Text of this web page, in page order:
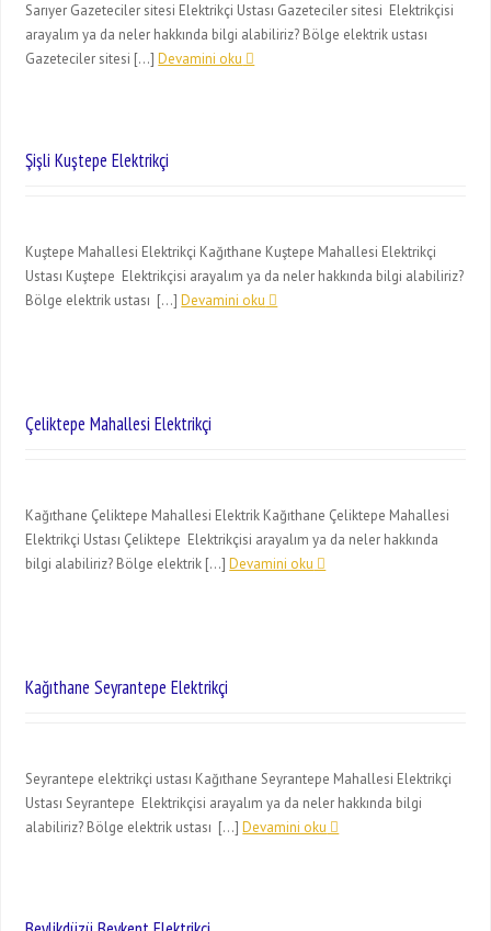
Sarıyer Gazeteciler sitesi Elektrikçi Ustası Gazeteciler sitesi Elektrikçisi
arayalım ya da neler hakkında bilgi alabiliriz? Bölge elektrik ustası
Gazeteciler sitesi […]Devamini oku
Şişli Kuştepe Elektrikçi
Kuştepe Mahallesi Elektrikçi Kağıthane Kuştepe Mahallesi Elektrikçi
Ustası Kuştepe Elektrikçisi arayalım ya da neler hakkında bilgi alabiliriz?
Bölge elektrik ustası […]Devamini oku
Çeliktepe Mahallesi Elektrikçi
Kağıthane Çeliktepe Mahallesi Elektrik Kağıthane Çeliktepe Mahallesi
Elektrikçi Ustası Çeliktepe Elektrikçisi arayalım ya da neler hakkında
bilgi alabiliriz? Bölge elektrik […]Devamini oku
Kağıthane Seyrantepe Elektrikçi
Seyrantepe elektrikçi ustası Kağıthane Seyrantepe Mahallesi Elektrikçi
Ustası Seyrantepe Elektrikçisi arayalım ya da neler hakkında bilgi
alabiliriz? Bölge elektrik ustası […]Devamini oku